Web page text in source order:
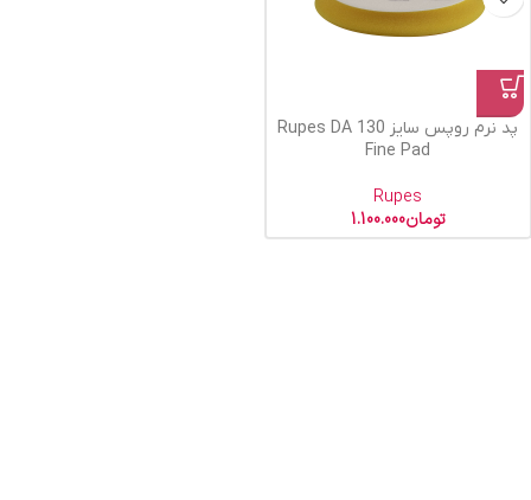
پد نرم روپس سایز 130 Rupes DA
Fine Pad
Rupes
تومان1.100.000